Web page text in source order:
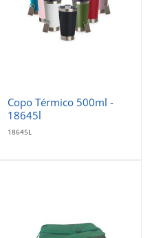
Copo Térmico 500ml -
18645l
18645L